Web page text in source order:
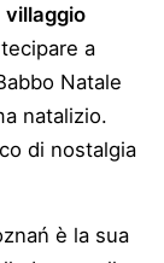
villaggio
a
Natale
natalizio.
di nostalgia
è la sua